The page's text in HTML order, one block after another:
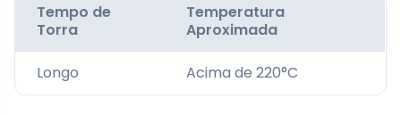
Tempo de
Torra
Temperatura
Aproximada
Longo Acima de 220°C